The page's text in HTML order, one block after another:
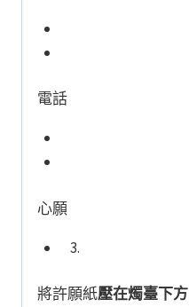
電話
心願
將許願紙壓在燭臺下方